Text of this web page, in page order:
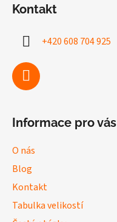
Kontakt
+420 608 704 925
Informace pro vás
O nás
Blog
Kontakt
Tabulka velikostí